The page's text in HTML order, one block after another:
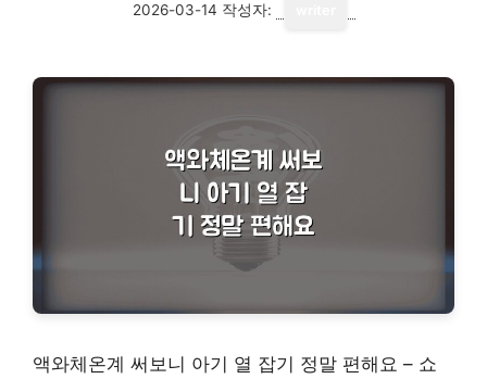
2026-03-14 작성자:
액와체온계 써보니 아기 열 잡기 정말 편해요 – 쇼